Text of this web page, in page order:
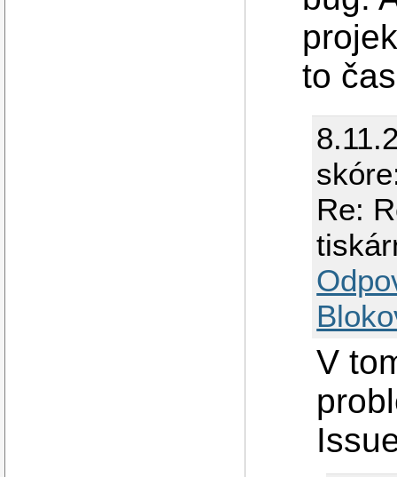
to
Re:
V